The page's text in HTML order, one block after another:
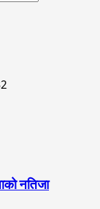
नतिजा